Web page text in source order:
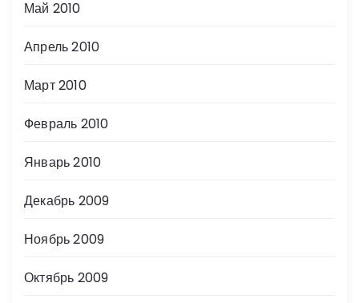
Май 2010
Апрель 2010
Март 2010
Февраль 2010
Январь 2010
Декабрь 2009
Ноябрь 2009
Октябрь 2009